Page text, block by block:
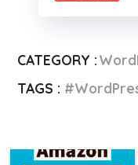
CATEGORY :
TAGS :